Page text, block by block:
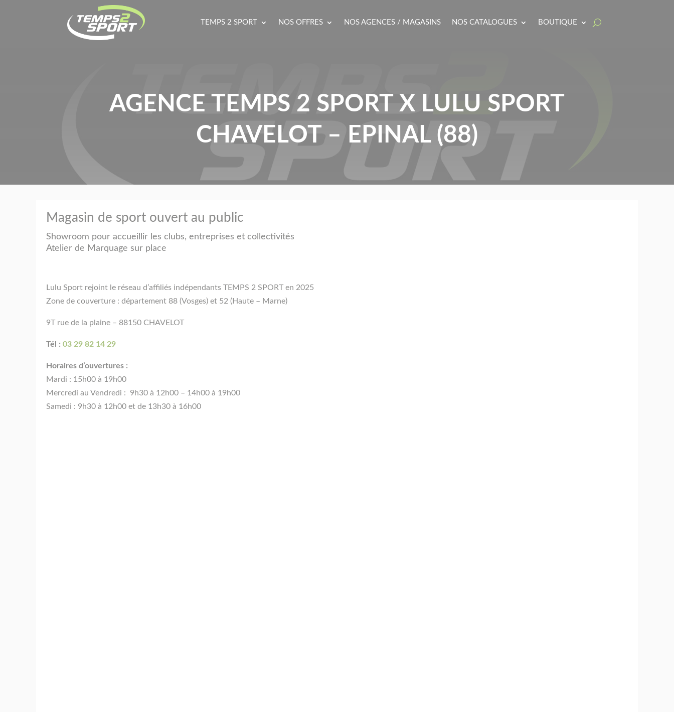
TEMPS 2 SPORT NOS OFFRES NOS AGENCES / MAGASINS NOS CATALOGUES BOUTIQUE
AGENCE TEMPS 2 SPORT X LULU SPORT
CHAVELOT – EPINAL (88)
Magasin de sport ouvert au public
Showroom pour accueillir les clubs, entreprises et collectivités
Atelier de Marquage sur place
Lulu Sport rejoint le réseau d’affiliés indépendants TEMPS 2 SPORT en 2025
Zone de couverture : département 88 (Vosges) et 52 (Haute – Marne)
9T rue de la plaine – 88150 CHAVELOT
Tél : 03 29 82 14 29
Horaires d’ouvertures :
Mardi : 15h00 à 19h00
Mercredi au Vendredi : 9h30 à 12h00 – 14h00 à 19h00
Samedi : 9h30 à 12h00 et de 13h30 à 16h00